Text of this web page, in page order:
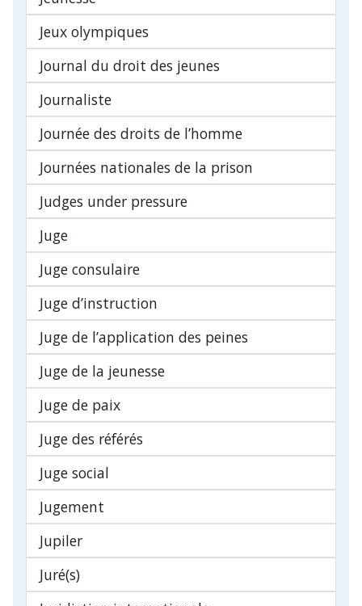
Jeux olympiques
Journal du droit des jeunes
Journaliste
Journée des droits de l’homme
Journées nationales de la prison
Judges under pressure
Juge
Juge consulaire
Juge d’instruction
Juge de l’application des peines
Juge de la jeunesse
Juge de paix
Juge des référés
Juge social
Jugement
Jupiler
Juré(s)